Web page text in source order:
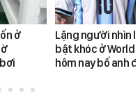
ở
Lặng người nhìn
bật khóc ở World
hôm nay bố anh